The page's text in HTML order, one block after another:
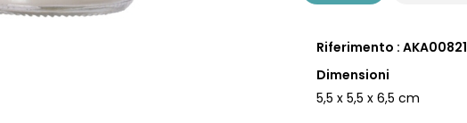
Riferimento : AKA00821
Dimensioni
5,5 x 5,5 x 6,5 cm